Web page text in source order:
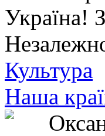
Культура
Наша